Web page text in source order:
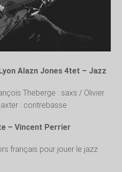
Alazn Jones 4tet – Jazz
Theberge : saxs / Olivier
: contrebasse
– Vincent Perrier
français pour jouer le jazz